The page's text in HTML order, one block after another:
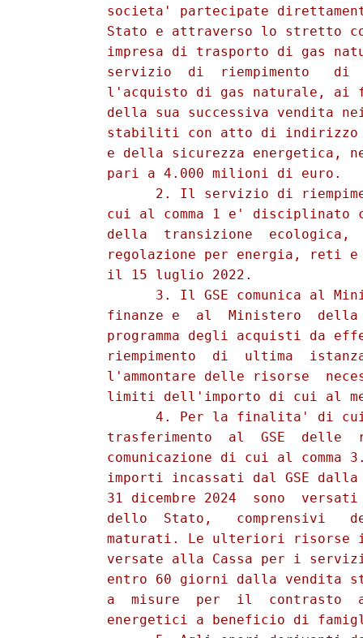
societa' partecipate
Stato e attraverso lo stretto
impresa di trasporto di gas
servizio  di  riempimento   di
l'acquisto di gas naturale, ai
della sua successiva vendita
stabiliti con atto di
e della sicurezza energetica,
          pari a 4.000 milioni di euro.
2. Il servizio di
cui al comma 1 e' disciplinato
della  transizione  ecologica,
regolazione per energia, reti
          il 15 luglio 2022.
3. Il GSE comunica al
finanze e  al  Ministero
programma degli acquisti da
riempimento  di  ultima
l'ammontare delle risorse
limiti dell'importo di cui al
4. Per la finalita' di
trasferimento  al  GSE  delle
comunicazione di cui al comma
importi incassati dal GSE
31 dicembre 2024  sono
dello  Stato,   comprensivi
maturati. Le ulteriori risorse
versate alla Cassa per i
entro 60 giorni dalla vendita
a  misure  per  il  contrasto
energetici a beneficio di